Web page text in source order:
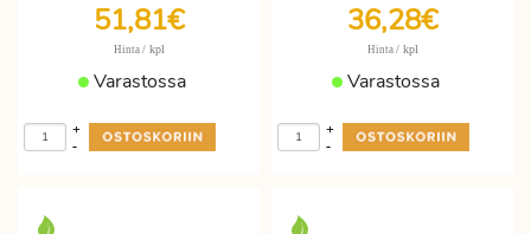
51,81€
Hinta / kpl
Varastossa
-
+
36,28€
Hinta / kpl
Varastossa
-
+